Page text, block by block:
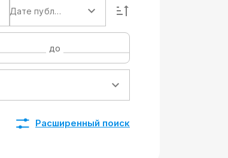
Дате публикации
до
Расширенный поиск